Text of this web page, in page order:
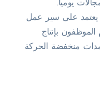
على سير عمل
بإنتاج
منخفضة الحركة